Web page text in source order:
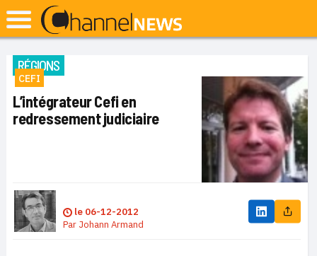
RÉGIONS
CEFI
L’intégrateur Cefi en
redressement judiciaire
le 06-12-2012
Par Johann Armand